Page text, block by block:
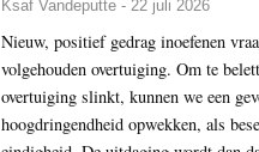
Ksaf Vandeputte - 22 juli 2026
Nieuw, positief gedrag inoefenen
volgehouden overtuiging. Om te
overtuiging slinkt, kunnen we een
hoogdringendheid opwekken, als